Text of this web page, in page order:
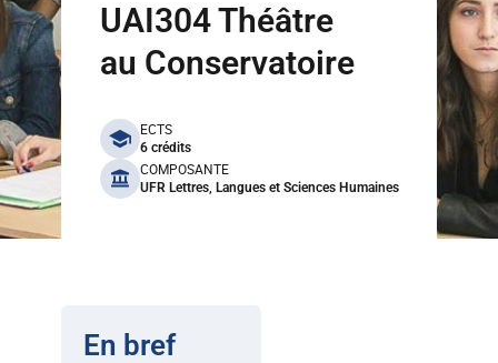
UAI304 Théâtre
au Conservatoire
benefits
ECTS
6 crédits
COMPOSANTE
UFR Lettres, Langues et Sciences Humaines
En bref